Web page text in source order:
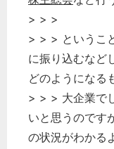
> > >
> > > というこ
に振り込むなど
どのようになる
> > > 大企業で
いと思うのです
の状況がわかる